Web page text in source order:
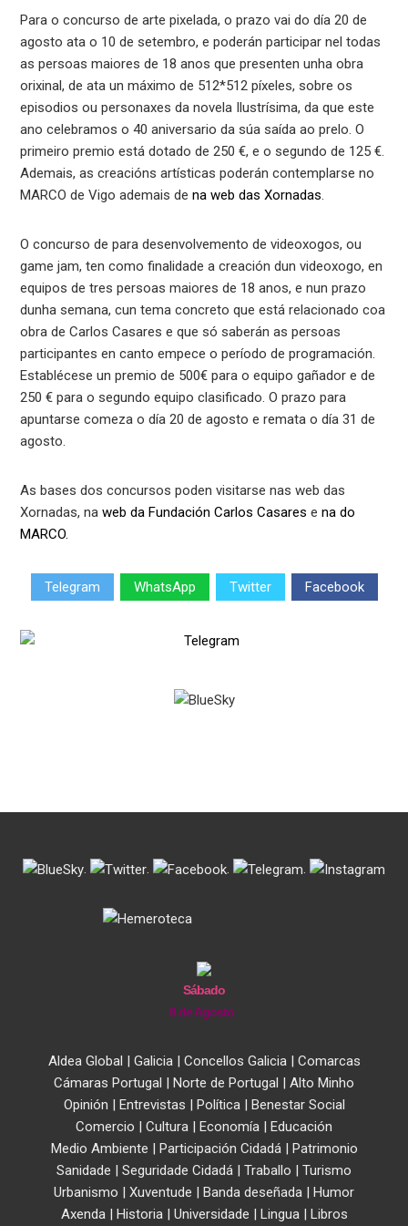
Para o concurso de arte pixelada, o prazo vai do día 20 de
agosto ata o 10 de setembro, e poderán participar nel todas
as persoas maiores de 18 anos que presenten unha obra
orixinal, de ata un máximo de 512*512 píxeles, sobre os
episodios ou personaxes da novela Ilustrísima, da que este
ano celebramos o 40 aniversario da súa saída ao prelo. O
primeiro premio está dotado de 250 €, e o segundo de 125 €.
Ademais, as creacións artísticas poderán contemplarse no
MARCO de Vigo ademais de na web das Xornadas
O concurso de para desenvolvemento de videoxogos, ou
game jam, ten como finalidade a creación dun videoxogo, en
equipos de tres persoas maiores de 18 anos, e nun prazo
dunha semana, cun tema concreto que está relacionado coa
obra de Carlos Casares e que só saberán as persoas
participantes en canto empece o período de programación.
Establécese un premio de 500€ para o equipo gañador e de
250 € para o segundo equipo clasificado. O prazo para
apuntarse comeza o día 20 de agosto e remata o día 31 de
agosto.
As bases dos concursos poden visitarse nas web das
Xornadas, naweb da Fundación Carlos Casares ena do
MARCO.
Telegram WhatsApp Twitter Facebook
Sábado
8 de Agosto
Aldea Global | Galicia| Concellos Galicia| Comarcas
Cámaras Portugal | Norte de Portugal | Alto Minho
Opinión | Entrevistas | Política| Benestar Social
Comercio | Cultura | Economía | Educación
Medio Ambiente | Participación Cidadá| Patrimonio
Sanidade | Seguridade Cidadá | Traballo | Turismo
Urbanismo | Xuventude | Banda deseñada | Humor
Axenda| Historia| Universidade | Lingua| Libros